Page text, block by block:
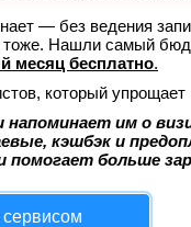
— без ведения
тоже. Нашли самый
месяц бесплатно.
который упрощает
напоминает им о
кэшбэк и
помогает больше
сервисом